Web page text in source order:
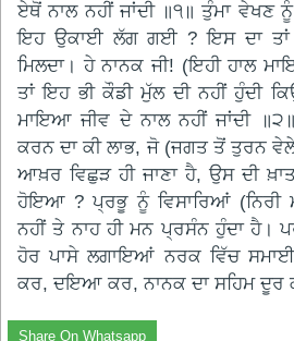
ਏਥੋਂ ਨਾਲ ਨਹੀਂ ਜਾਂਦੀ ॥੧॥ ਤੁੰਮਾ ਵੇਖਣ
ਇਹ ਉਕਾਈ ਲੱਗ ਗਈ ? ਇਸ ਦਾ ਤਾਂ
ਮਿਲਦਾ। ਹੇ ਨਾਨਕ ਜੀ! (ਇਹੀ ਹਾਲ
ਤਾਂ ਇਹ ਭੀ ਕੌਡੀ ਮੁੱਲ ਦੀ ਨਹੀਂ ਹੁੰਦੀ
ਮਾਇਆ ਜੀਵ ਦੇ ਨਾਲ ਨਹੀਂ ਜਾਂਦੀ
ਕਰਨ ਦਾ ਕੀ ਲਾਭ, ਜੋ (ਜਗਤ ਤੋਂ ਤੁਰਨ
ਆਖ਼ਰ ਵਿਛੁੜ ਹੀ ਜਾਣਾ ਹੈ, ਉਸ ਦੀ
ਹੋਇਆ ? ਪ੍ਰਭੂ ਨੂੰ ਵਿਸਾਰਿਆਂ (ਨਿਰੀ
ਨਹੀਂ ਤੇ ਨਾਹ ਹੀ ਮਨ ਪ੍ਰਸੰਨ ਹੁੰਦਾ ਹੈ।
ਹੋਰ ਪਾਸੇ ਲਗਾਇਆਂ ਨਰਕ ਵਿੱਚ
ਕਰ, ਦਇਆ ਕਰ, ਨਾਨਕ ਦਾ ਸਹਿਮ ਦੂਰ
Share On Whatsapp